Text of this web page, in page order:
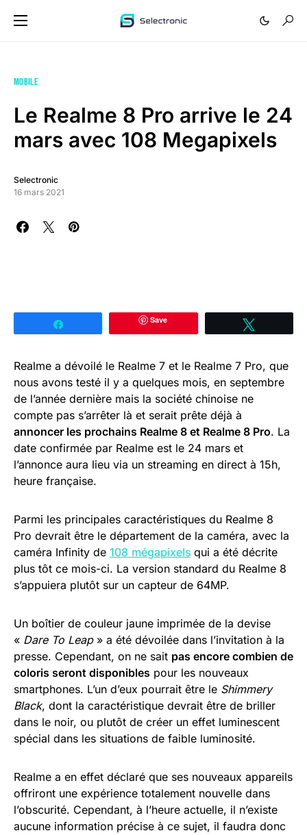
MOBILE
Le Realme 8 Pro arrive le 24
mars avec 108 Megapixels
Selectronic
16 mars 2021
Save
Realme a dévoilé le Realme 7 et le Realme 7 Pro, que
nous avons testé il y a quelques mois, en septembre
de l’année dernière mais la société chinoise ne
compte pas s’arrêter là et serait prête déjà à
annoncer les prochains Realme 8 et Realme 8 Pro. La
date confirmée par Realme est le 24 mars et
l’annonce aura lieu via un streaming en direct à 15h,
heure française.
Parmi les principales caractéristiques du Realme 8
Pro devrait être le département de la caméra, avec la
caméra Infinity de 108 mégapixels qui a été décrite
plus tôt ce mois-ci. La version standard du Realme 8
s’appuiera plutôt sur un capteur de 64MP.
Un boîtier de couleur jaune imprimée de la devise
« Dare To Leap» a été dévoilée dans l’invitation à la
presse. Cependant, on ne sait pas encore combien de
coloris seront disponibles pour les nouveaux
smartphones. L’un d’eux pourrait être le Shimmery
Black, dont la caractéristique devrait être de briller
dans le noir, ou plutôt de créer un effet luminescent
spécial dans les situations de faible luminosité.
Realme a en effet déclaré que ses nouveaux appareils
offriront une expérience totalement nouvelle dans
l’obscurité. Cependant, à l’heure actuelle, il n’existe
aucune information précise à ce sujet, il faudra donc